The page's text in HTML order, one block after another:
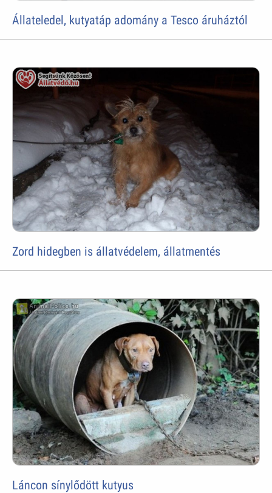
Állateledel, kutyatáp adomány a Tesco áruháztól
Zord hidegben is állatvédelem, állatmentés
Láncon sínylődött kutyus